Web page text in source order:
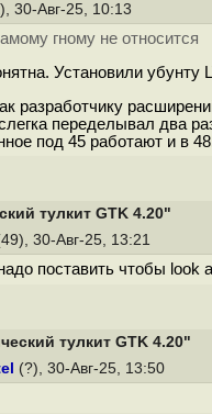
30-Авг-25, 10:13
гному не относится
Установили
разработчику
переделывал два
под 45 работают и в
тулкит GTK 4.20"
30-Авг-25, 13:21
поставить чтобы look
тулкит GTK 4.20"
(?), 30-Авг-25, 13:50